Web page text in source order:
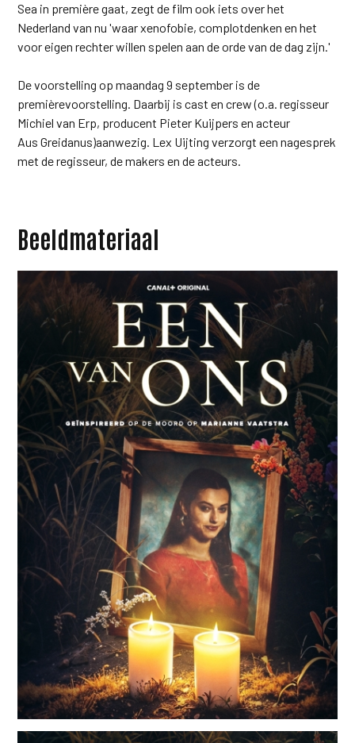
Sea in première gaat, zegt de film ook iets over het
Nederland van nu 'waar xenofobie, complotdenken en het
voor eigen rechter willen spelen aan de orde van de dag zijn.'
De voorstelling op maandag 9 september is de
premièrevoorstelling. Daarbij is cast en crew (o.a. regisseur
Michiel van Erp, producent Pieter Kuijpers en acteur
Aus Greidanus)aanwezig. Lex Uijting verzorgt een nagesprek
met de regisseur, de makers en de acteurs.
Beeldmateriaal